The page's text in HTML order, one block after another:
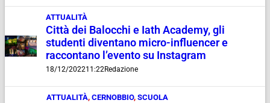
ATTUALITÀ
Città dei Balocchi e Iath Academy, gli
studenti diventano micro-influencer e
raccontano l’evento su Instagram
18/12/202211:22Redazione
ATTUALITÀ, CERNOBBIO, SCUOLA